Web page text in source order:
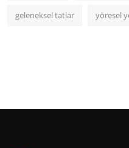
geleneksel tatlar yöresel